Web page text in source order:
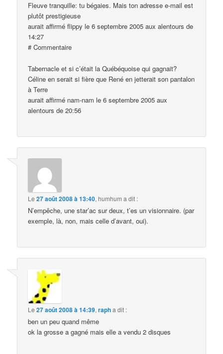
Fleuve tranquille: tu bégaies. Mais ton adresse e-mail est
plutôt prestigieuse
aurait affirmé flippy le 6 septembre 2005 aux alentours de
14:27
# Commentaire
Tabernacle et si c’était la Québéquoise qui gagnait?
Céline en serait si fière que René en jetterait son pantalon
à Terre
aurait affirmé nam-nam le 6 septembre 2005 aux
alentours de 20:56
Le27 août 2008 à 13:40,humhum a dit :
N’empêche, une star’ac sur deux, t’es un visionnaire. (par
exemple, là, non, mais celle d’avant, oui).
Le27 août 2008 à 14:39,rapha dit :
ben un peu quand même
ok la grosse a gagné mais elle a vendu 2 disques